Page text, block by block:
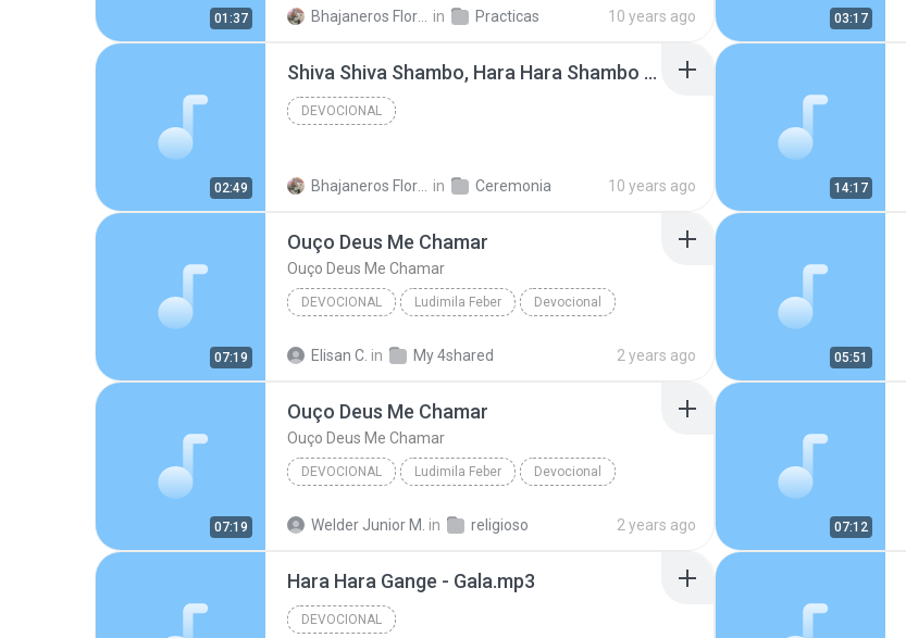
01:37 in Practicas 10 years ago 03:17
02:49
Shiva Shiva Shambo, Hara Hara Shambo - Sebastián.mp3
DEVOCIONAL
in Ceremonia 10 years ago 14:17
07:19
Ouço Deus Me Chamar
Ouço Deus Me Chamar
DEVOCIONAL Ludimila Feber Devocional
Elisan C. in My 4shared 2 years ago 05:51
07:19
Ouço Deus Me Chamar
Ouço Deus Me Chamar
DEVOCIONAL Ludimila Feber Devocional
Welder Junior M. in religioso 2 years ago 07:12
Hara Hara Gange - Gala.mp3
DEVOCIONAL